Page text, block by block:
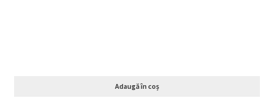
Adaugă în coș